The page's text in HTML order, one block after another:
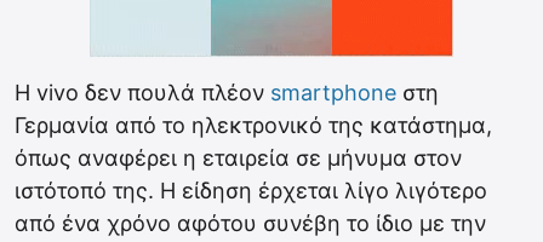
Η vivo δεν πουλά πλέον smartphone στη
Γερμανία από το ηλεκτρονικό της κατάστημα,
όπως αναφέρει η εταιρεία σε μήνυμα στον
ιστότοπό της. Η είδηση έρχεται λίγο λιγότερο
από ένα χρόνο αφότου συνέβη το ίδιο με την